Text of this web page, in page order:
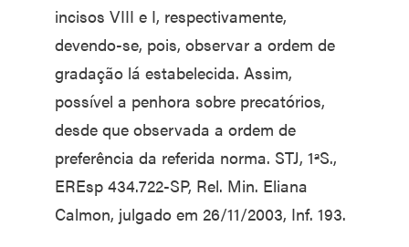
incisos VIII e I, respectivamente,
devendo-se, pois, observar a ordem de
gradação lá estabelecida. Assim,
possível a penhora sobre precatórios,
desde que observada a ordem de
preferência da referida norma. STJ, 1ªS.,
EREsp 434.722-SP, Rel. Min. Eliana
Calmon, julgado em 26/11/2003, Inf. 193.